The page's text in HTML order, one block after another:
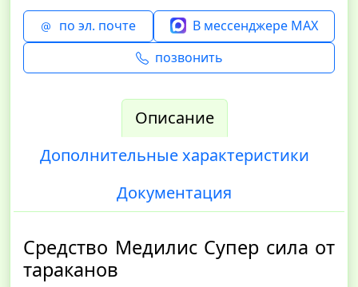
по эл. почте
В мессенджере MAX
позвонить
Описание
Дополнительные характеристики
Документация
Средство Медилис Супер сила от
тараканов